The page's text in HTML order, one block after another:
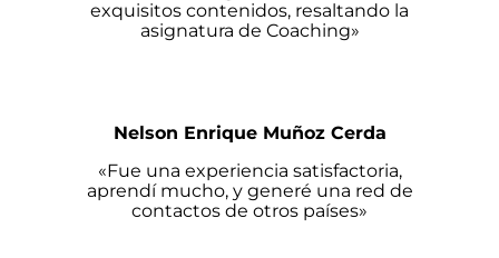
exquisitos contenidos, resaltando la
asignatura de Coaching»
Nelson Enrique Muñoz Cerda
«Fue una experiencia satisfactoria,
aprendí mucho, y generé una red de
contactos de otros países»